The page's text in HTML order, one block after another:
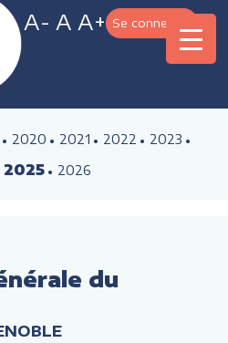
A- A A+ Se connecter
2020 2021 2022
2023
2025 2026
du